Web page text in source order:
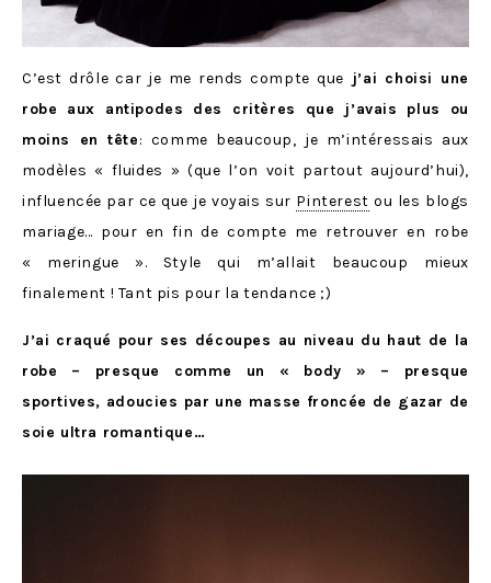
C’est drôle car je me rends compte que j’ai choisi une
robe aux antipodes des critères que j’avais plus ou
moins en tête: comme beaucoup, je m’intéressais aux
modèles « fluides » (que l’on voit partout aujourd’hui),
influencée par ce que je voyais sur Pinterest ou les blogs
mariage… pour en fin de compte me retrouver en robe
« meringue ». Style qui m’allait beaucoup mieux
finalement ! Tant pis pour la tendance ;)
J’ai craqué pour ses découpes au niveau du haut de la
robe – presque comme un « body » – presque
sportives, adoucies par une masse froncée de gazar de
soie ultra romantique…